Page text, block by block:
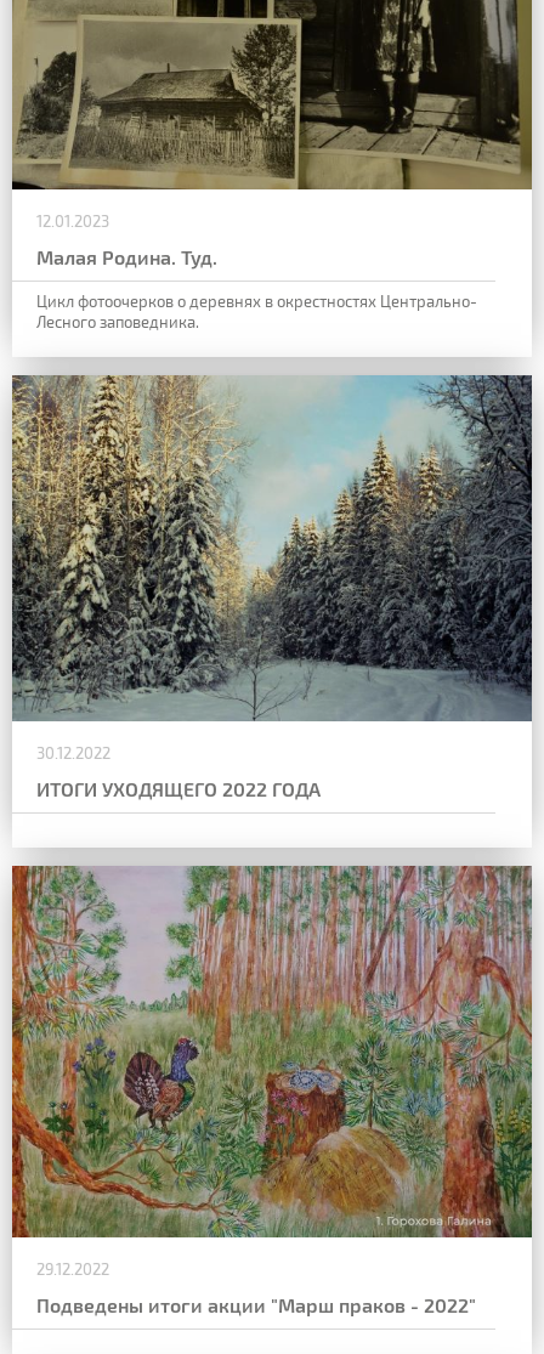
12.01.2023
Малая Родина. Туд.
Цикл фотоочерков о деревнях в окрестностях Центрально-
Лесного заповедника.
30.12.2022
ИТОГИ УХОДЯЩЕГО 2022 ГОДА
29.12.2022
Подведены итоги акции "Марш праков - 2022"